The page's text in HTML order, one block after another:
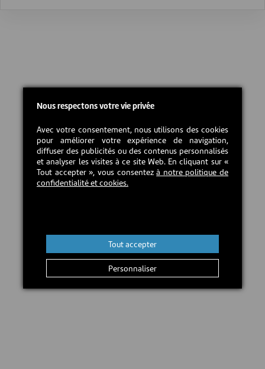
Nous respectons votre vie privée
Avec votre consentement, nous utilisons des cookies
pour améliorer votre expérience de navigation,
diffuser des publicités ou des contenus personnalisés
et analyser les visites à ce site Web. En cliquant sur «
Tout accepter », vous consentezà notre politique de
confidentialité et cookies.
Personnaliser
Tout accepter